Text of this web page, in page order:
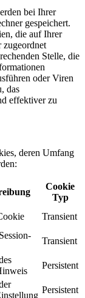
bei Ihrer
gespeichert.
die auf Ihrer
zugeordnet
Stelle, die
oder Viren
das
effektiver zu
deren Umfang
Cookie
Typ
Transient
Transient
Persistent
Persistent